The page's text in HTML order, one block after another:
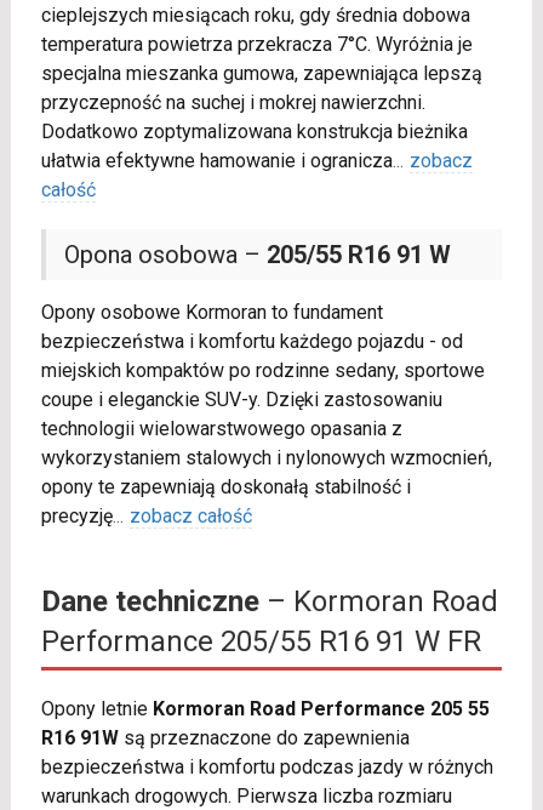
cieplejszych miesiącach roku, gdy średnia dobowa
temperatura powietrza przekracza 7°C. Wyróżnia je
specjalna mieszanka gumowa, zapewniająca lepszą
przyczepność na suchej i mokrej nawierzchni.
Dodatkowo zoptymalizowana konstrukcja bieżnika
ułatwia efektywne hamowanie i ogranicza... zobacz
całość
Opona osobowa – 205/55 R16 91 W
Opony osobowe Kormoran to fundament
bezpieczeństwa i komfortu każdego pojazdu - od
miejskich kompaktów po rodzinne sedany, sportowe
coupe i eleganckie SUV-y. Dzięki zastosowaniu
technologii wielowarstwowego opasania z
wykorzystaniem stalowych i nylonowych wzmocnień,
opony te zapewniają doskonałą stabilność i
precyzję... zobacz całość
Dane techniczne– Kormoran Road
Performance 205/55 R16 91 W FR
Opony letnie Kormoran Road Performance 205 55
R16 91Wsą przeznaczone do zapewnienia
bezpieczeństwa i komfortu podczas jazdy w różnych
warunkach drogowych. Pierwsza liczba rozmiaru